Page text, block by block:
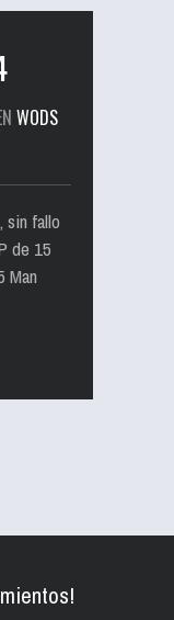
WODS
sin fallo
de 15
Man